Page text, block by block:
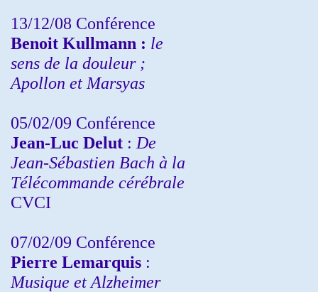
13/12/08 Conférence
Benoit Kullmann : le
sens de la douleur ;
Apollon et Marsyas
05/02/09 Conférence
Jean-Luc Delut : De
Jean-Sébastien Bach à la
Télécommande cérébrale
CVCI
07/02/09 Conférence
Pierre Lemarquis :
Musique et Alzheimer